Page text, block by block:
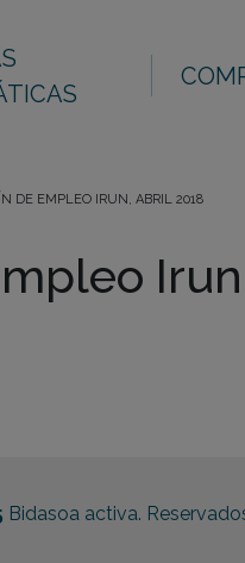
DE EMPLEO IRUN, ABRIL 2018
Bidasoa activa.